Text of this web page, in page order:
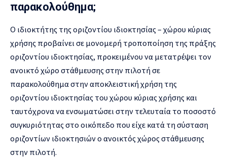
παρακολούθημα;
Ο ιδιοκτήτης της οριζοντίου ιδιοκτησίας – χώρου κύριας
χρήσης προβαίνει σε μονομερή τροποποίηση της πράξης
οριζοντίου ιδιοκτησίας, προκειμένου να μετατρέψει τον
ανοικτό χώρο στάθμευσης στην πιλοτή σε
παρακολούθημα στην αποκλειστική χρήση της
οριζοντίου ιδιοκτησίας του χώρου κύριας χρήσης και
ταυτόχρονα να ενσωματώσει στην τελευταία το ποσοστό
συγκυριότητας στο οικόπεδο που είχε κατά τη σύσταση
οριζοντίων ιδιοκτησιών ο ανοικτός χώρος στάθμευσης
στην πιλοτή.